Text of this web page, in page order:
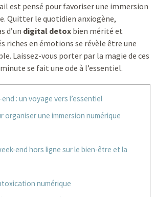
est pensé pour favoriser une immersion
Quitter le quotidien anxiogène,
d’un digital detoxbien mérité et
riches en émotions se révèle être une
Laissez-vous porter par la magie de ces
se fait une ode à l’essentiel.
: un voyage vers l’essentiel
organiser une immersion numérique
end hors ligne sur le bien-être et la
numérique